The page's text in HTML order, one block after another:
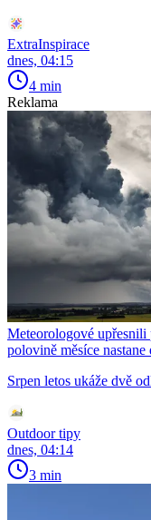
ExtraInspirace
dnes, 04:15
4 min
Reklama
Meteorologové
polovině měsíce nastane
Srpen letos ukáže dvě
Outdoor tipy
dnes, 04:14
3 min